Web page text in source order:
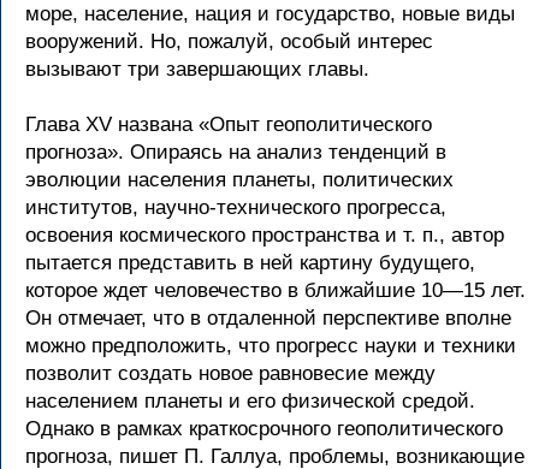
море, население, нация и государство, новые виды
вооружений. Но, пожалуй, особый интерес
вызывают три завершающих главы.
Глава XV названа «Опыт геополитического
прогноза». Опираясь на анализ тенденций в
эволюции населения планеты, политических
институтов, научно-технического прогресса,
освоения космического пространства и т. п., автор
пытается представить в ней картину будущего,
которое ждет человечество в ближайшие 10—15 лет.
Он отмечает, что в отдаленной перспективе вполне
можно предположить, что прогресс науки и техники
позволит создать новое равновесие между
населением планеты и его физической средой.
Однако в рамках краткосрочного геополитического
прогноза, пишет П. Галлуа, проблемы, возникающие